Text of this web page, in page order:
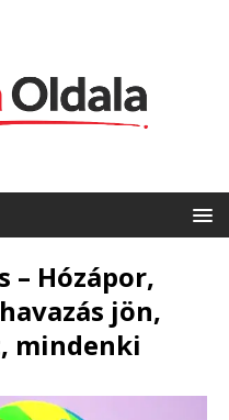
– Hózápor,
jön,
mindenki